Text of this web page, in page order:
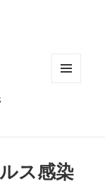
ス感染